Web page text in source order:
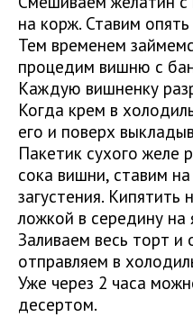
на корж. Ставим
Тем временем
процедим вишню с
Каждую вишненку
Когда крем в
его и поверх
Пакетик сухого желе
сока вишни, ставим
загустения. Кипятить
ложкой в середину
Заливаем весь торт и
отправляем в
Уже через 2 часа
десертом.